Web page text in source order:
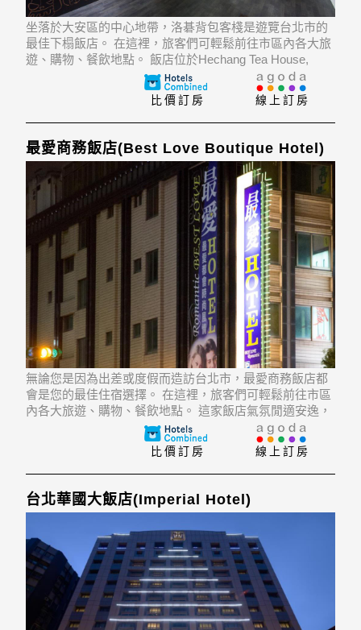
坐落於大安區的中心地帶，洛碁背包客棧是遊覽台北市的
最佳下榻飯店。 在這裡，旅客們可輕鬆前往市區內各大旅
遊、購物、餐飲地點。 飯店位於Hechang Tea House,
Wellcome Supermarket - Zhongxiao, Tangcun Sugar &
線上訂房
比價訂房
最愛商務飯店(Best Love Boutique Hotel)
無論您是因為出差或度假而造訪台北市，最愛商務飯店都
會是您的最佳住宿選擇。 在這裡，旅客們可輕鬆前往市區
內各大旅遊、購物、餐飲地點。 這家飯店氣氛閒適安逸，
而且離市區Syntrend, Pacific Sogo(Fuxing), 阿默典藏蛋糕
線上訂房
比價訂房
台北華國大飯店(Imperial Hotel)